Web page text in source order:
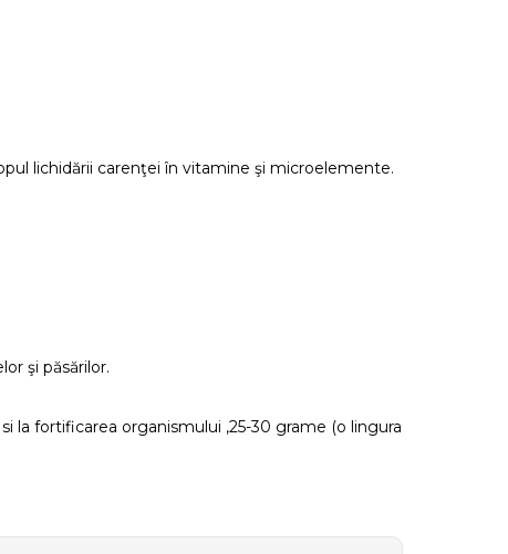
lichidării carenţei în vitamine şi microelemente.
şi păsărilor.
la fortificarea organismului ,25-30 grame (o lingura